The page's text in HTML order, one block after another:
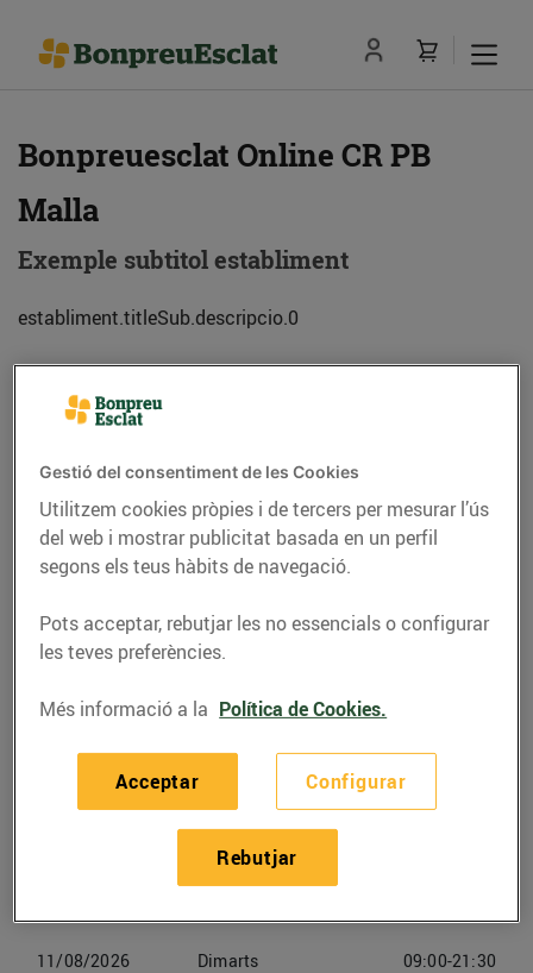
Bonpreuesclat Online CR PB
Malla
Exemple subtitol establiment
establiment.titleSub.descripcio.0
Adreça
Ctra. C17, km 55 (08522) Malla
Telèfon Trucar-hi
Horaris Bonpreuesclat Online
Malla
Diumenge
11/08/2026 Dimarts 09:00-21:30
Gestió del consentiment de les Cookies
Utilitzem cookies pròpies i de tercers per mesurar l’ús
del web i mostrar publicitat basada en un perfil
segons els teus hàbits de navegació.
Pots acceptar, rebutjar les no essencials o configurar
les teves preferències.
Més informació a la Política de Cookies.
Configurar
Rebutjar
Acceptar